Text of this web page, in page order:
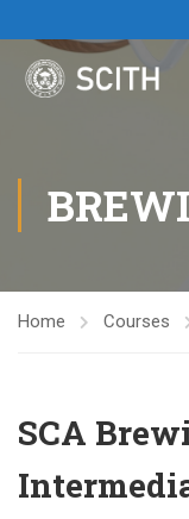
Home Courses
SCA